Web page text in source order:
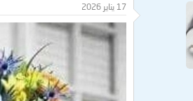
17 يناير 2026